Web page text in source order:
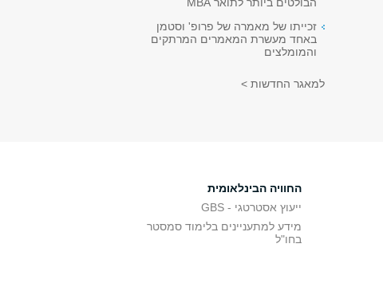
זכייתו של מאמרה של פרופ' וסטמן
באחד מעשרת המאמרים המרתקים
והמומלצים
למאגר החדשות >
החוויה הבינלאומית
ייעוץ אסטרטגי - GBS
מידע למתעניינים בלימוד סמסטר
בחו"ל